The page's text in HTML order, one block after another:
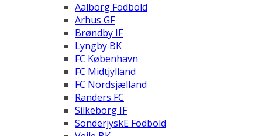
Aalborg Fodbold
Arhus GF
Brøndby IF
Lyngby BK
FC København
FC Midtjylland
FC Nordsjælland
Randers FC
Silkeborg IF
SönderjyskE Fodbold